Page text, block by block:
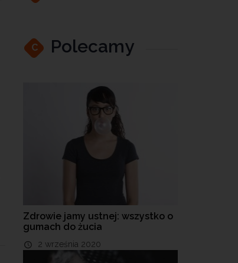
C Polecamy
Zdrowie jamy ustnej: wszystko o
gumach do żucia
2 września 2020